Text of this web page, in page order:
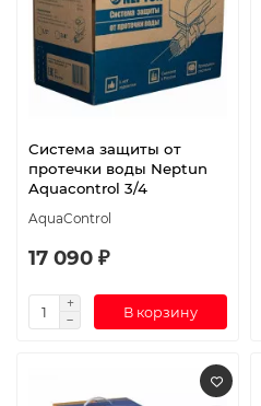
Система защиты от
протечки воды Neptun
Aquacontrol 3/4
AquaControl
17 090 ₽
В корзину